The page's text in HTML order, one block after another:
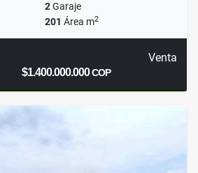
2Garaje
201 Área m2
Venta
$1.400.000.000COP